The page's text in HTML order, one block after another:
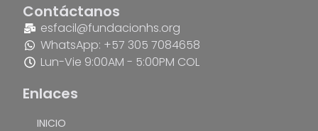
Contáctanos
esfacil@fundacionhs.org
WhatsApp: +57 305 7084658
Lun-Vie 9:00AM - 5:00PM COL
Enlaces
INICIO